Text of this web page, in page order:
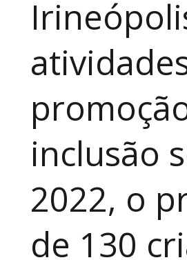
inclusão
2022, o
de 130